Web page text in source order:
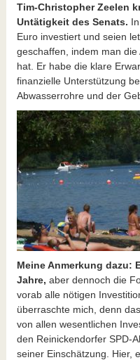
Tim-Christopher Zeelen
Untätigkeit des Senats.
Euro investiert und seien
geschaffen, indem man
hat. Er habe die klare
finanzielle Unterstützung
Abwasserrohre und der
Meine Anmerkung dazu:
Jahre, aber dennoch die
vorab alle nötigen
überraschte mich, denn
von allen wesentlichen
den Reinickendorfer SPD-
seiner Einschätzung. Hier,